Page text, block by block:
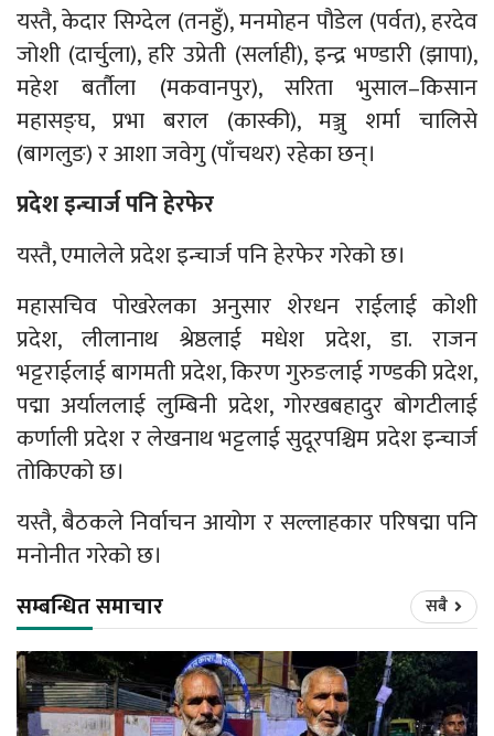
यस्तै, केदार सिग्देल (तनहुँ), मनमोहन पौडेल (पर्वत), हरदेव
जोशी (दार्चुला), हरि उप्रेती (सर्लाही), इन्द्र भण्डारी (झापा),
महेश बर्तौला (मकवानपुर), सरिता भुसाल–किसान
महासङ्घ, प्रभा बराल (कास्की), मञ्जु शर्मा चालिसे
(बागलुङ) र आशा जवेगु (पाँचथर) रहेका छन्।
प्रदेश इन्चार्ज पनि हेरफेर
यस्तै, एमालेले प्रदेश इन्चार्ज पनि हेरफेर गरेको छ।
महासचिव पोखरेलका अनुसार शेरधन राईलाई कोशी
प्रदेश, लीलानाथ श्रेष्ठलाई मधेश प्रदेश, डा. राजन
भट्टराईलाई बागमती प्रदेश, किरण गुरुङलाई गण्डकी प्रदेश,
पद्मा अर्याललाई लुम्बिनी प्रदेश, गोरखबहादुर बोगटीलाई
कर्णाली प्रदेश र लेखनाथ भट्टलाई सुदूरपश्चिम प्रदेश इन्चार्ज
तोकिएको छ।
यस्तै, बैठकले निर्वाचन आयोग र सल्लाहकार परिषद्मा पनि
मनोनीत गरेको छ।
सम्बन्धित समाचार सबै